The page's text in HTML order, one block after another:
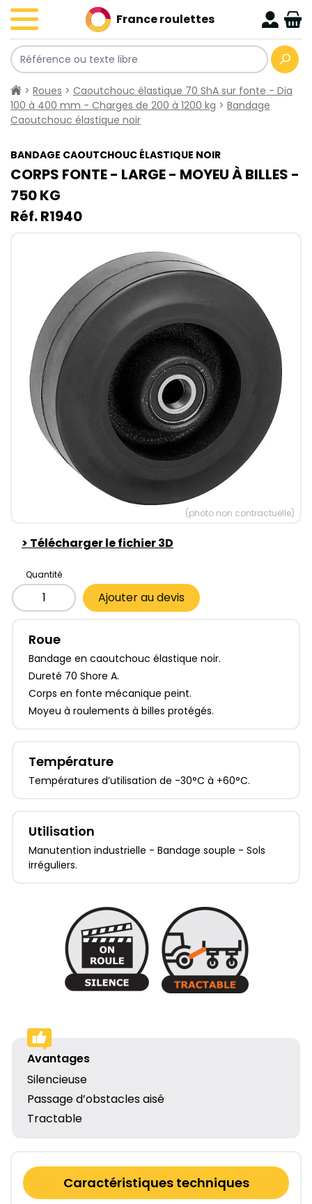
France roulettes
> Roues > Caoutchouc élastique 70 ShA sur fonte - Dia
100 à 400 mm - Charges de 200 à 1200 kg > Bandage
Caoutchouc élastique noir
BANDAGE CAOUTCHOUC ÉLASTIQUE NOIR
CORPS FONTE - LARGE - MOYEU À BILLES -
750​ KG
Réf. R1940
(photo non contractuelle)
> Télécharger le fichier 3D
Quantité
Ajouter au devis
Roue
Bandage en caoutchouc élastique noir.
Dureté 70 Shore A.
Corps en fonte mécanique peint.
Moyeu à roulements à billes protégés.
Température
Températures d’utilisation de -30°C à +60°C.
Utilisation
Manutention industrielle - Bandage souple - Sols
irréguliers.
Avantages
Silencieuse
Passage d’obstacles aisé
Tractable
Caractéristiques techniques